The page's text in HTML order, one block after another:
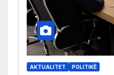
AKTUALITET POLITIKË